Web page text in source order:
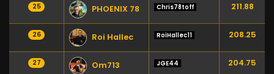
25 PHOENIX 78 Chris78toff 211.88
26 Roi Hallec RoiHallec11 208.25
27 Om713 JGE44 204.75